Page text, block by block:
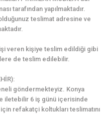
tarafından yapılmaktadır.
teslimat adresine ve
veren kişiye teslim edildiği gibi
de teslim edilebilir.
göndermekteyiz. Konya
iletebilir 6 iş günü içerisinde
refakatçi koltukları teslimatını